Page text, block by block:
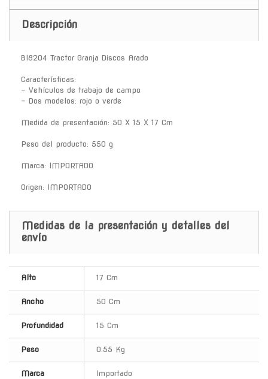
Descripción
Bl8204 Tractor Granja Discos Arado
Características:
- Vehículos de trabajo de campo
- Dos modelos: rojo o verde
Medida de presentación: 50 X 15 X 17 Cm
Peso del producto: 550 g
Marca: IMPORTADO
Origen: IMPORTADO
Medidas de la presentación y detalles del
envío
Alto 17 Cm
Ancho 50 Cm
Profundidad 15 Cm
Peso 0.55 Kg
Marca Importado